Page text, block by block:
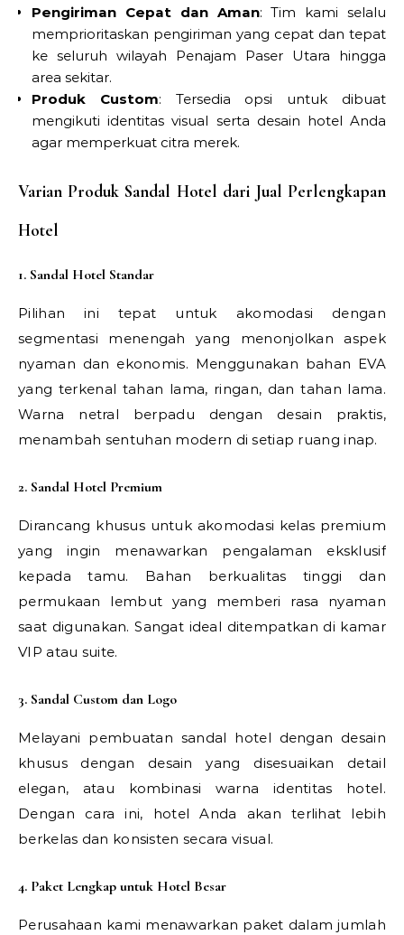
Pengiriman Cepat dan Aman: Tim kami selalu
memprioritaskan pengiriman yang cepat dan tepat
ke seluruh wilayah Penajam Paser Utara hingga
area sekitar.
Produk Custom: Tersedia opsi untuk dibuat
mengikuti identitas visual serta desain hotel Anda
agar memperkuat citra merek.
Varian Produk Sandal Hotel dari Jual Perlengkapan
Hotel
1. Sandal Hotel Standar
Pilihan ini tepat untuk akomodasi dengan
segmentasi menengah yang menonjolkan aspek
nyaman dan ekonomis. Menggunakan bahan EVA
yang terkenal tahan lama, ringan, dan tahan lama.
Warna netral berpadu dengan desain praktis,
menambah sentuhan modern di setiap ruang inap.
2. Sandal Hotel Premium
Dirancang khusus untuk akomodasi kelas premium
yang ingin menawarkan pengalaman eksklusif
kepada tamu. Bahan berkualitas tinggi dan
permukaan lembut yang memberi rasa nyaman
saat digunakan. Sangat ideal ditempatkan di kamar
VIP atau suite.
3. Sandal Custom dan Logo
Melayani pembuatan sandal hotel dengan desain
khusus dengan desain yang disesuaikan detail
elegan, atau kombinasi warna identitas hotel.
Dengan cara ini, hotel Anda akan terlihat lebih
berkelas dan konsisten secara visual.
4. Paket Lengkap untuk Hotel Besar
Perusahaan kami menawarkan paket dalam jumlah